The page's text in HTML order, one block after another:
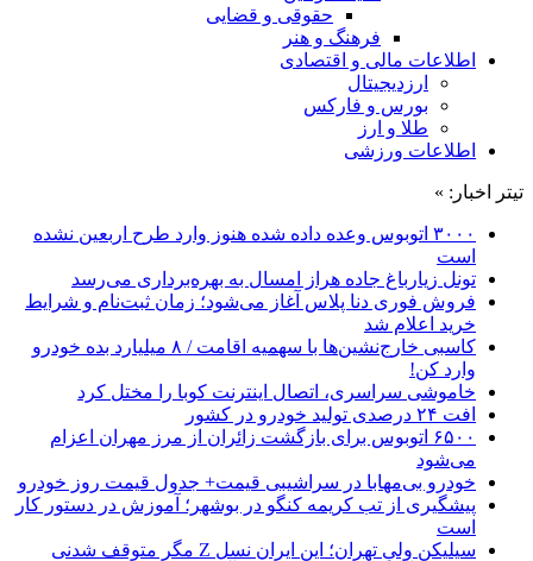
حقوقی و قضایی
فرهنگ و هنر
اطلاعات مالی و اقتصادی
ارزدیجیتال
بورس و فارکس
طلا و ارز
اطلاعات ورزشی
تیتر اخبار: »
۳۰۰۰ اتوبوس وعده داده شده هنوز وارد طرح اربعین نشده
است
تونل زیارباغ جاده هراز امسال به بهره‌برداری می‌رسد
فروش فوری دنا پلاس آغاز می‌شود؛ زمان ثبت‌نام و شرایط
خرید اعلام شد
کاسبی خارج‌نشین‌ها با سهمیه اقامت / ۸ میلیارد بده خودرو
وارد کن!
خاموشی سراسری، اتصال اینترنت کوبا را مختل کرد
افت ۲۴ درصدی تولید خودرو در کشور
۶۵۰۰ اتوبوس برای بازگشت زائران از مرز مهران اعزام
می‌شود
خودرو بی‌مهابا در سراشیبی قیمت+ جدول قیمت روز خودرو
پیشگیری از تب کریمه کنگو در بوشهر؛ آموزش در دستور کار
است
سیلیکن ولیِ تهران؛ این ایران نسل Z مگر متوقف شدنی